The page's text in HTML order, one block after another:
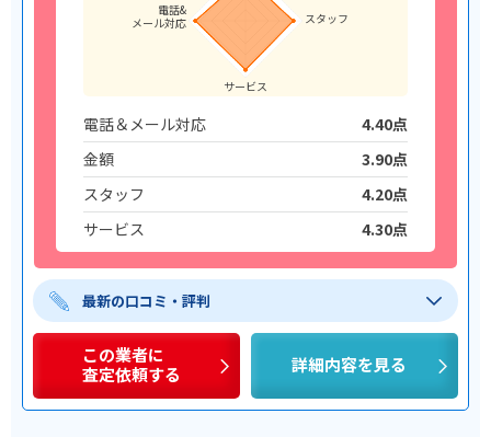
スタッフ
サービス
電話&
メール対応
電話＆メール対応
4.40点
金額
3.90点
スタッフ
4.20点
サービス
4.30点
最新の口コミ・評判
この業者に
査定依頼する
詳細内容を見る